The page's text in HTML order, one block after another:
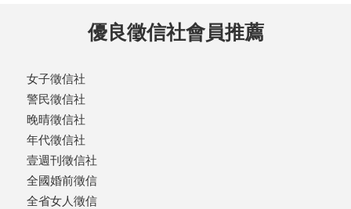
優良徵信社會員推薦
女子徵信社
警民徵信社
晚晴徵信社
年代徵信社
壹週刊徵信社
全國婚前徵信
全省女人徵信